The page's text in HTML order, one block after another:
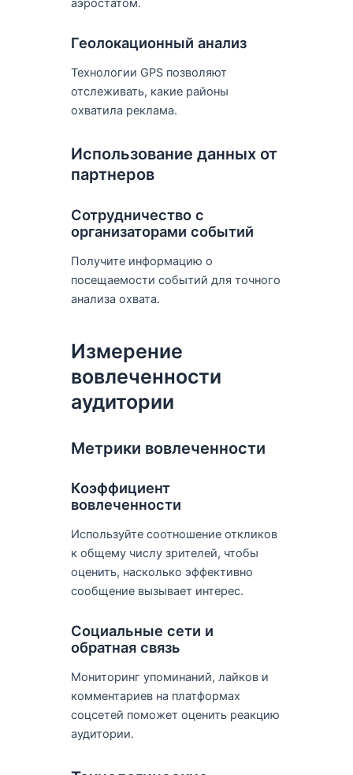
аэростатом.
Геолокационный анализ
Технологии GPS позволяют
отслеживать, какие районы
охватила реклама.
Использование данных от
партнеров
Сотрудничество с
организаторами событий
Получите информацию о
посещаемости событий для точного
анализа охвата.
Измерение
вовлеченности
аудитории
Метрики вовлеченности
Коэффициент
вовлеченности
Используйте соотношение откликов
к общему числу зрителей, чтобы
оценить, насколько эффективно
сообщение вызывает интерес.
Социальные сети и
обратная связь
Мониторинг упоминаний, лайков и
комментариев на платформах
соцсетей поможет оценить реакцию
аудитории.